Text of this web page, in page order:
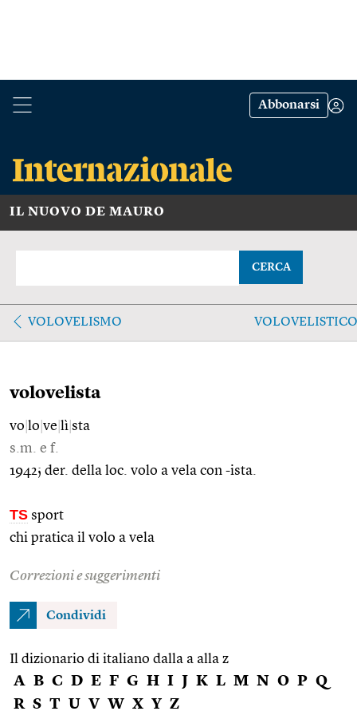
Abbonarsi
IL NUOVO DE MAURO
CERCA
VOLOVELISMO VOLOVELISTICO
volovelista
vo lo ve lì sta
s.m. e f.
1942; der. della loc. volo a vela con -ista.
TS sport
chi pratica il volo a vela
Correzioni e suggerimenti
Condividi
Il dizionario di italiano dalla a alla z
A B C D E F G H I J K L M N O P Q
R S T U V W X Y Z